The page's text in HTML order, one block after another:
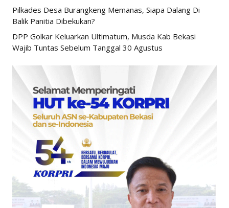
Pilkades Desa Burangkeng Memanas, Siapa Dalang Di
Balik Panitia Dibekukan?
DPP Golkar Keluarkan Ultimatum, Musda Kab Bekasi
Wajib Tuntas Sebelum Tanggal 30 Agustus